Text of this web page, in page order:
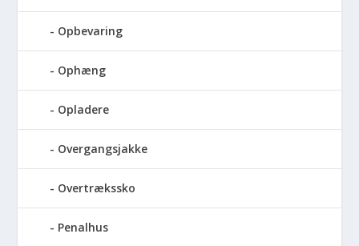
Opbevaring
Ophæng
Opladere
Overgangsjakke
Overtrækssko
Penalhus